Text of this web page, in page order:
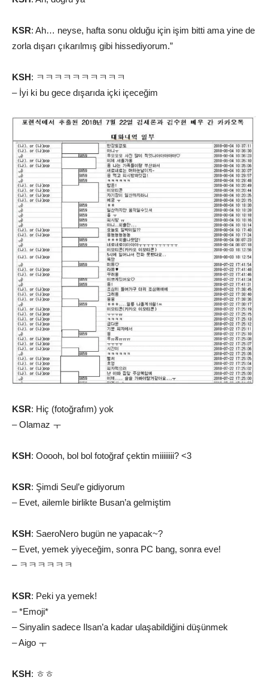
KSR: Ah… neyse, hafta sonu olduğu için işim bitti ama yine de
zorla dışarı çıkarılmış gibi hissediyorum.”
KSH: ㅋㅋㅋㅋㅋㅋㅋㅋㅋㅋ
– İyi ki bu gece dışarıda içki içeceğim
KSR: Hiç (fotoğrafım) yok
– Olamaz ㅜ
KSH: Ooooh, bol bol fotoğraf çektin miiiiiiii? <3
KSR: Şimdi Seul’e gidiyorum
– Evet, ailemle birlikte Busan’a gelmiştim
KSH: SaeroNero bugün ne yapacak~?
– Evet, yemek yiyeceğim, sonra PC bang, sonra eve!
– ㅋㅋㅋㅋㅋㅋ
KSR: Peki ya yemek!
– *Emoji*
– Sinyalin sadece Ilsan’a kadar ulaşabildiğini düşünmek
– Aigo ㅜ
KSH: ㅎㅎ